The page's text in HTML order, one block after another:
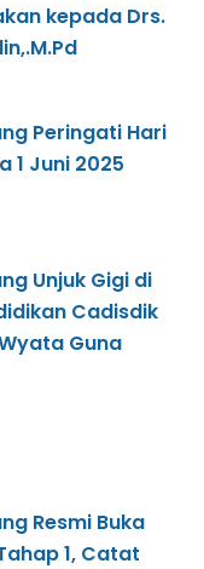
kepada Drs.
Peringati Hari
1 Juni 2025
Unjuk Gigi di
Cadisdik
Guna
Resmi Buka
1, Catat